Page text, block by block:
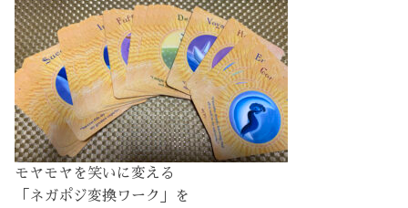
モヤモヤを笑いに変える
「ネガポジ変換ワーク」を